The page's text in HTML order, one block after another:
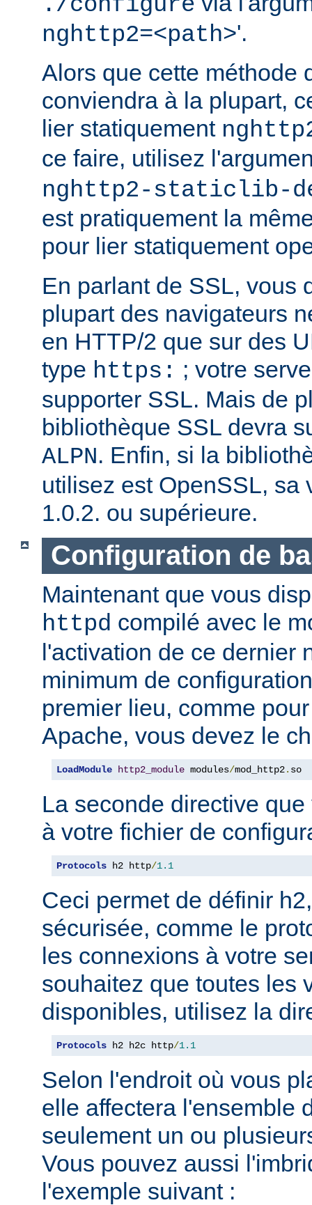
nghttp2=<path>'.
Alors que cette méthode
conviendra à la plupart,
lier statiquement
ce faire, utilisez
nghttp2-staticlib-
est pratiquement la
pour lier statiquement
En parlant de SSL, vous
plupart des navigateurs
en HTTP/2 que sur des
type https: ; votre
supporter SSL. Mais de
bibliothèque SSL devra
ALPN. Enfin, si la
utilisez est OpenSSL, sa
1.0.2. ou supérieure.
Configuration de
Maintenant que vous
httpd compilé avec le
l'activation de ce dernier
minimum de
premier lieu, comme
Apache, vous devez le
LoadModule http2_module modules/mod_http2. so
La seconde directive
à votre fichier de
Protocols h2 http/1.1
Ceci permet de définir
sécurisée, comme le
les connexions à votre
souhaitez que toutes les
disponibles, utilisez la
Protocols h2 h2c http/1.1
Selon l'endroit où vous
elle affectera l'ensemble
seulement un ou
Vous pouvez aussi
l'exemple suivant :